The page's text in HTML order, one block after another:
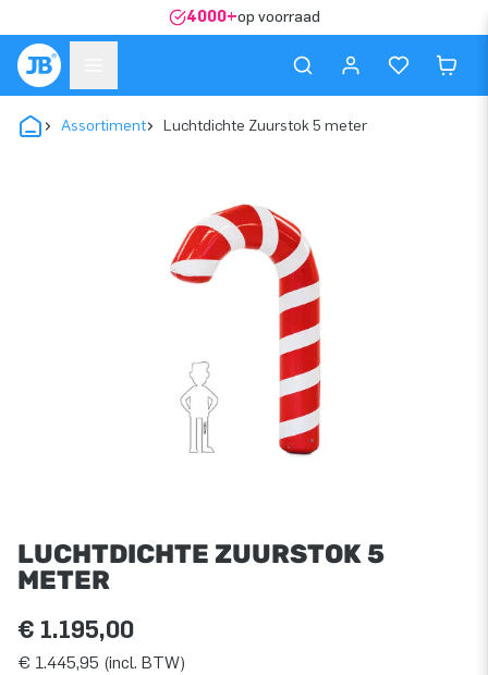
4000+op voorraad
Assortiment Luchtdichte Zuurstok 5 meter
LUCHTDICHTE ZUURSTOK 5
METER
€ 1.195,00
€ 1.445,95 (incl. BTW)